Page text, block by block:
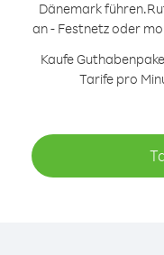
Dänemark führen.
an - Festnetz oder
Kaufe
Tarife pro